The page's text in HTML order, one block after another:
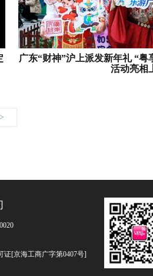
广东“财神”沪上派发新年礼 “粤
活动亮相
>
证[京海工商广字第0407号]